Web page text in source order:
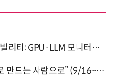
[올쇼TV] AI 시대의 옵저버빌리티: GPU·LLM 모니터링부터 AI 기반 장애 대응까지 (8/11 생방송)
“AI에게 묻는 사람에서, AI로 만드는 사람으로” (9/16~17)